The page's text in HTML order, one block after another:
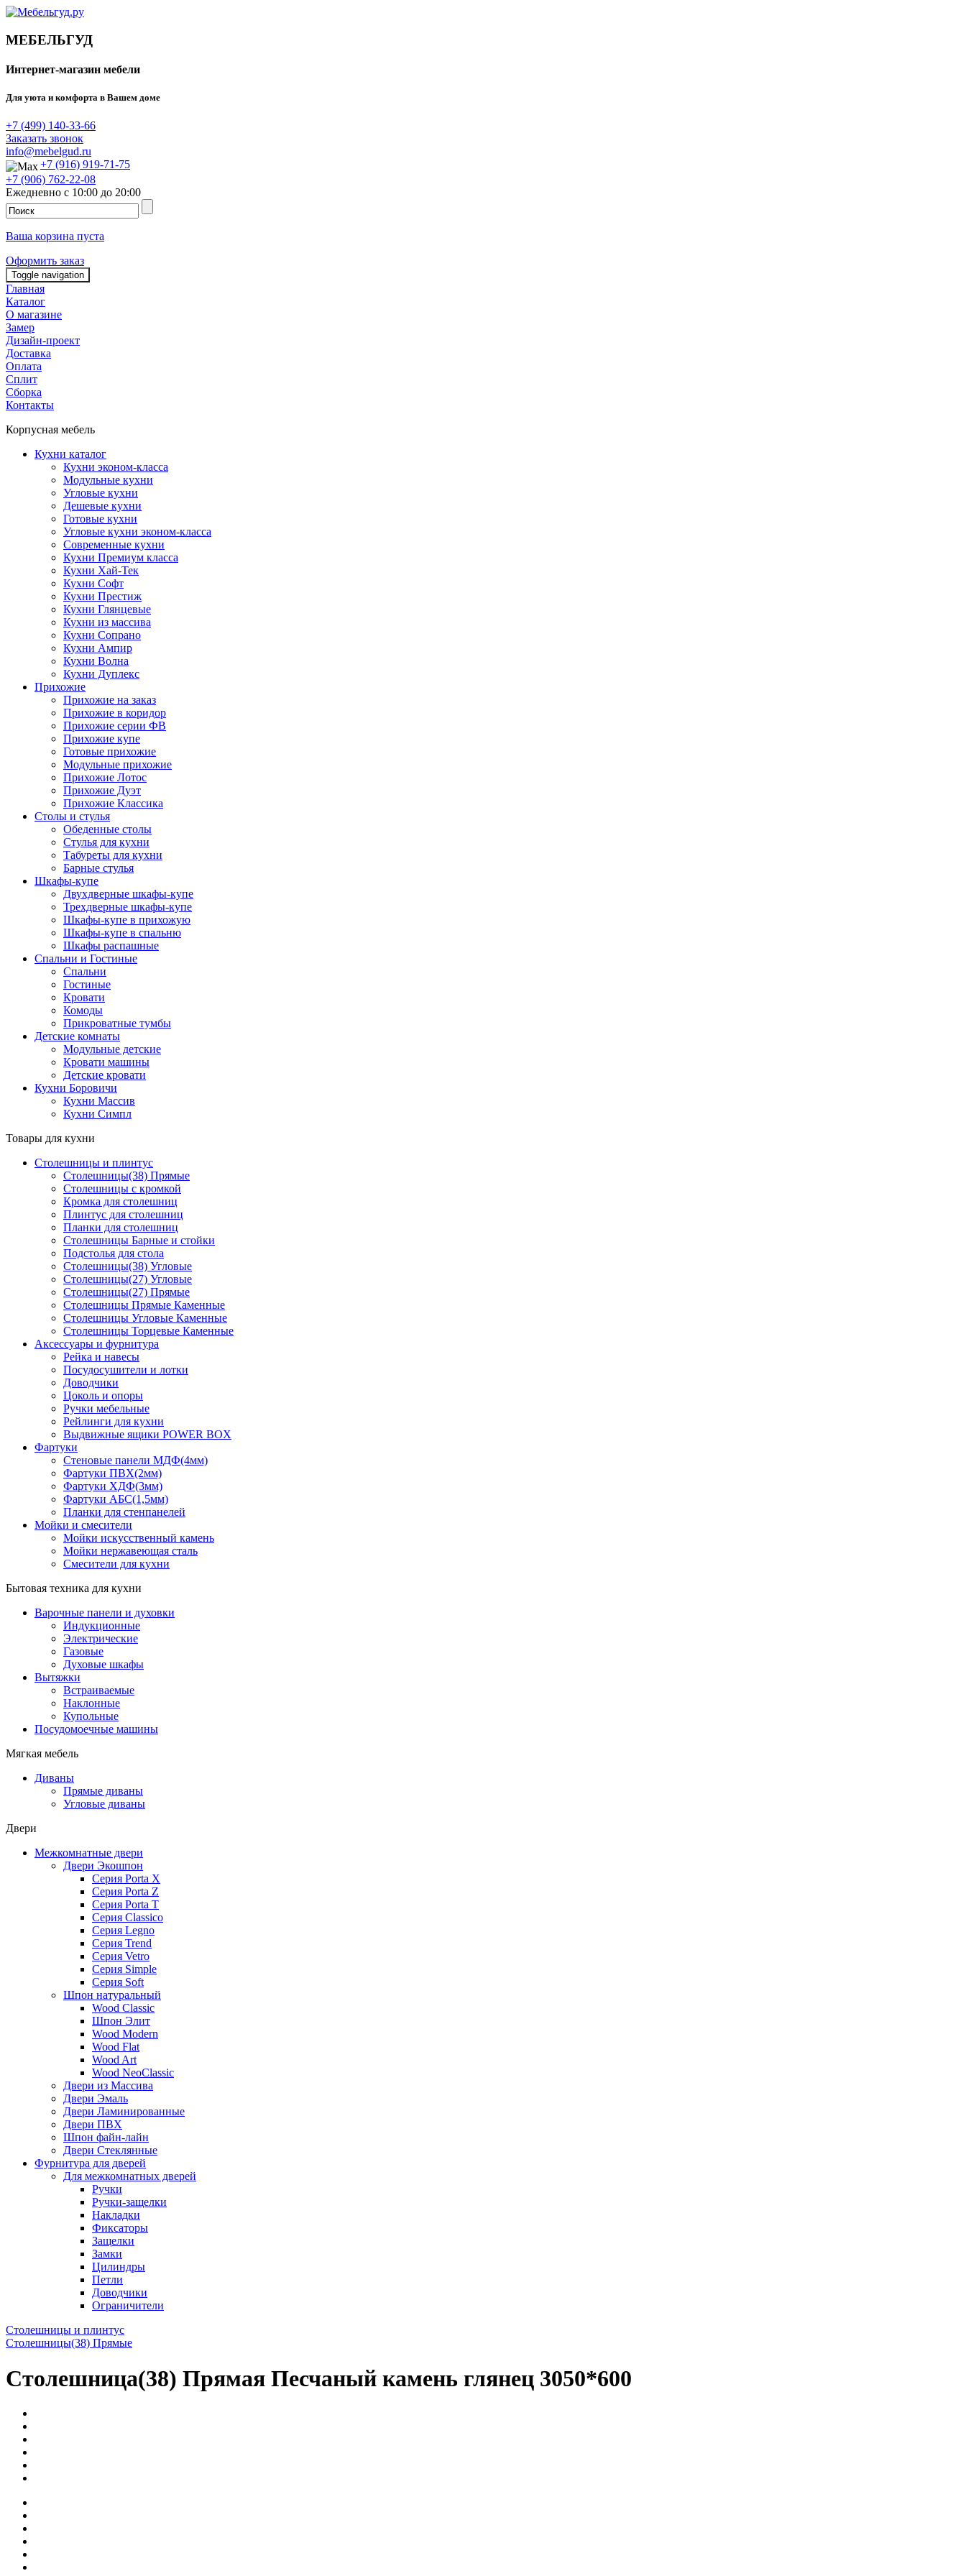
МЕБЕЛЬГУД
Интернет-магазин мебели
Для уюта и комфорта в Вашем доме
+7 (499) 140-33-66
Заказать звонок
info@mebelgud.ru
+7 (916) 919-71-75
+7 (906) 762-22-08
Ежедневно с 10:00 до 20:00
Ваша корзина пуста
Оформить заказ
Toggle navigation
Главная
Каталог
О магазине
Замер
Дизайн-проект
Доставка
Оплата
Сплит
Сборка
Контакты
Корпусная мебель
Кухни каталог
Кухни эконом-класса
Модульные кухни
Угловые кухни
Дешевые кухни
Готовые кухни
Угловые кухни эконом-класса
Современные кухни
Кухни Премиум класса
Кухни Хай-Тек
Кухни Софт
Кухни Престиж
Кухни Глянцевые
Кухни из массива
Кухни Сопрано
Кухни Ампир
Кухни Волна
Кухни Дуплекс
Прихожие
Прихожие на заказ
Прихожие в коридор
Прихожие серии ФВ
Прихожие купе
Готовые прихожие
Модульные прихожие
Прихожие Лотос
Прихожие Дуэт
Прихожие Классика
Столы и стулья
Обеденные столы
Стулья для кухни
Табуреты для кухни
Барные стулья
Шкафы-купе
Двухдверные шкафы-купе
Трехдверные шкафы-купе
Шкафы-купе в прихожую
Шкафы-купе в спальню
Шкафы распашные
Спальни и Гостиные
Спальни
Гостиные
Кровати
Комоды
Прикроватные тумбы
Детские комнаты
Модульные детские
Кровати машины
Детские кровати
Кухни Боровичи
Кухни Массив
Кухни Симпл
Товары для кухни
Столешницы и плинтус
Столешницы(38) Прямые
Столешницы с кромкой
Кромка для столешниц
Плинтус для столешниц
Планки для столешниц
Столешницы Барные и стойки
Подстолья для стола
Столешницы(38) Угловые
Столешницы(27) Угловые
Столешницы(27) Прямые
Столешницы Прямые Каменные
Столешницы Угловые Каменные
Столешницы Торцевые Каменные
Аксессуары и фурнитура
Рейка и навесы
Посудосушители и лотки
Доводчики
Цоколь и опоры
Ручки мебельные
Рейлинги для кухни
Выдвижные ящики POWER BOX
Фартуки
Стеновые панели МДФ(4мм)
Фартуки ПВХ(2мм)
Фартуки ХДФ(3мм)
Фартуки АБС(1,5мм)
Планки для стенпанелей
Мойки и смесители
Мойки искусственный камень
Мойки нержавеющая сталь
Смесители для кухни
Бытовая техника для кухни
Варочные панели и духовки
Индукционные
Электрические
Газовые
Духовые шкафы
Вытяжки
Встраиваемые
Наклонные
Купольные
Посудомоечные машины
Мягкая мебель
Диваны
Прямые диваны
Угловые диваны
Двери
Межкомнатные двери
Двери Экошпон
Серия Porta X
Серия Porta Z
Серия Porta T
Серия Classico
Серия Legno
Серия Trend
Серия Vetro
Серия Simple
Серия Soft
Шпон натуральный
Wood Classic
Шпон Элит
Wood Modern
Wood Flat
Wood Art
Wood NeoClassic
Двери из Массива
Двери Эмаль
Двери Ламинированные
Двери ПВХ
Шпон файн-лайн
Двери Стеклянные
Фурнитура для дверей
Для межкомнатных дверей
Ручки
Ручки-защелки
Накладки
Фиксаторы
Защелки
Замки
Цилиндры
Петли
Доводчики
Ограничители
Столешницы и плинтус
Столешницы(38) Прямые
Столешница(38) Прямая Песчаный камень глянец 3050*600